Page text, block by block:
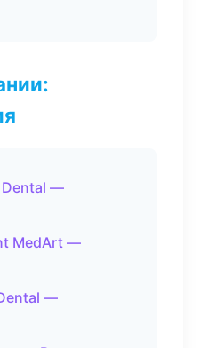
Dental —
MedArt —
—